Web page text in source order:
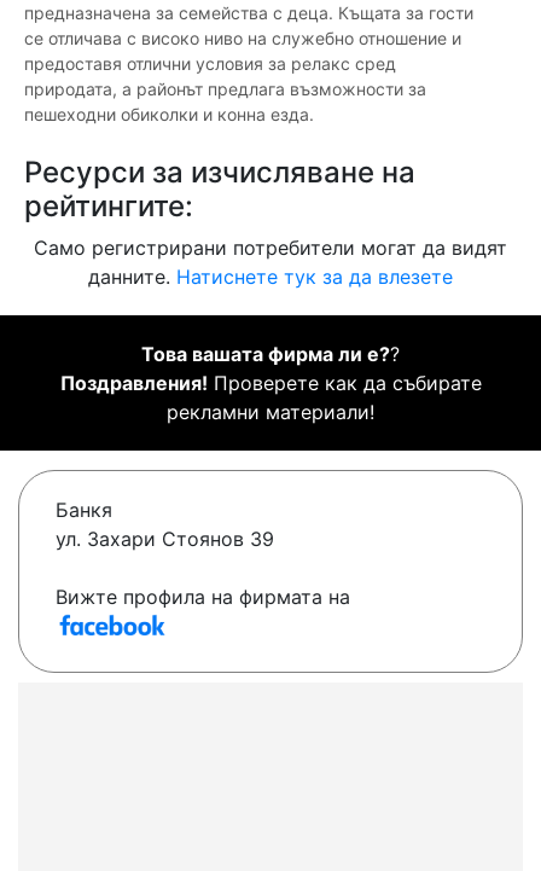
предназначена за семейства с деца. Къщата за гости
се отличава с високо ниво на служебно отношение и
предоставя отлични условия за релакс сред
природата, а районът предлага възможности за
пешеходни обиколки и конна езда.
Ресурси за изчисляване на
рейтингите:
Само регистрирани потребители могат да видят
данните. Натиснете тук за да влезете
Това вашата фирма ли е??
Поздравления! Проверете как да събирате
рекламни материали!
Банкя
ул. Захари Стоянов 39
Вижте профила на фирмата на